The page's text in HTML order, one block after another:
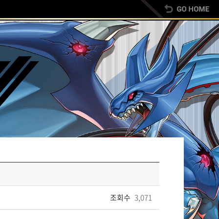
조회수 3,071